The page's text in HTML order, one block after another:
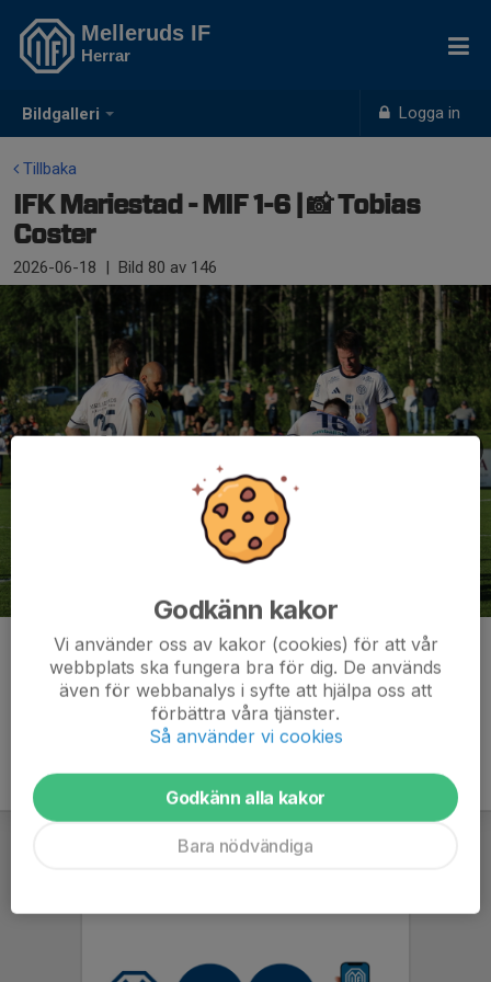
Bildgalleri Logga in
Melleruds IF
Herrar
Tillbaka
IFK Mariestad - MIF 1-6 | 📸 Tobias
Coster
2026-06-18 | Bild 80 av 146
Kommentarer
Godkänn kakor
Vi använder oss av kakor (cookies) för att vår
webbplats ska fungera bra för dig. De används
även för webbanalys i syfte att hjälpa oss att
förbättra våra tjänster.
Så använder vi cookies
Godkänn alla kakor
Bara nödvändiga